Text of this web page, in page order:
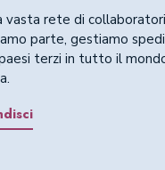
vasta rete di
parte, gestiamo
terzi in tutto il